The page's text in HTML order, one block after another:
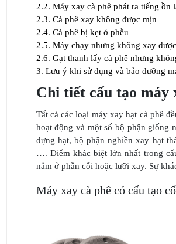
2.2. Máy xay cà phê phát ra tiếng ồn
2.3. Cà phê xay không được mịn
2.4. Cà phê bị kẹt ở phễu
2.5. Máy chạy nhưng không xay được
2.6. Gạt thanh lấy cà phê nhưng
3. Lưu ý khi sử dụng và bảo dưỡng
Chi tiết cấu tạo máy
Tất cả các loại máy xay hạt cà phê
hoạt động và một số bộ phận giống
đựng hạt, bộ phận nghiền xay hạt
…. Điểm khác biệt lớn nhất trong
nằm ở phần cối hoặc lưỡi xay. Sự
Máy xay cà phê có cấu tạo